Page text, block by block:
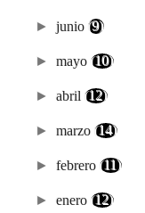
►junio(9)
►mayo (10)
►abril (12)
►marzo (14)
►febrero(11)
►enero (12)